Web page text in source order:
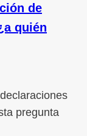
de
quién
pregunta